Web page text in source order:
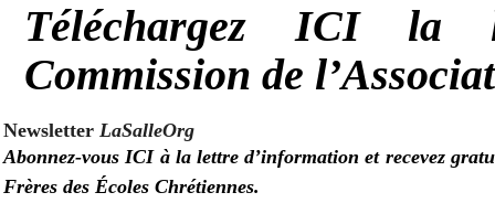
TéléchargezICI la
Commission de
NewsletterLaSalleOrg
Abonnez-vousICI à la lettre d’information et recevez
Frères des Écoles Chrétiennes.